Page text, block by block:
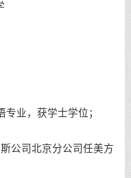
业，获学士学位；
公司北京分公司任美方